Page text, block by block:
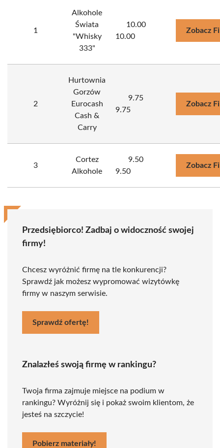
1
Alkohole
Świata
"Whisky
333"
10.00
10.00
Zobacz
2
Hurtownia
Gorzów
Eurocash
Cash &
Carry
9.75
9.75
Zobacz
3
Cortez
Alkohole
9.50
9.50
Zobacz
Przedsiębiorco! Zadbaj o widoczność swojej
firmy!
Chcesz wyróżnić firmę na tle konkurencji?
Sprawdź jak możesz wypromować wizytówkę
firmy w naszym serwisie.
Sprawdź ofertę!
Znalazłeś swoją firmę w rankingu?
Twoja firma zajmuje miejsce na podium w
rankingu? Wyróżnij się i pokaż swoim klientom, że
jesteś na szczycie!
Pobierz materiały!